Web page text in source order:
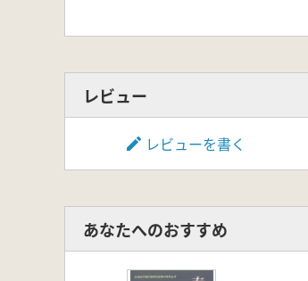
レビュー
レビューを書く
あなたへのおすすめ